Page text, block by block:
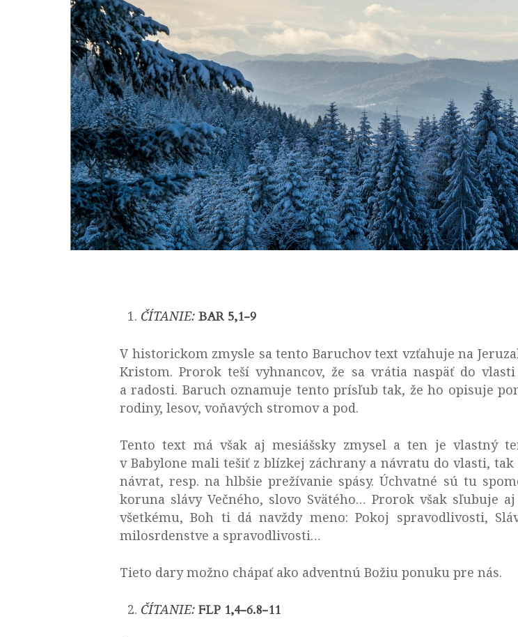
ČÍTANIE: BAR 5,1-9
V historickom zmysle sa tento Baruchov text vzťahuje na
Kristom. Prorok teší vyhnancov, že sa vrátia naspäť do
a radosti. Baruch oznamuje tento prísľub tak, že ho opisuje
rodiny, lesov, voňavých stromov a pod.
Tento text má však aj mesiášsky zmysel a ten je vlastný
v Babylone mali tešiť z blízkej záchrany a návratu do vlasti,
návrat, resp. na hlbšie prežívanie spásy. Úchvatné sú tu
koruna slávy Večného, slovo Svätého… Prorok však sľubuje
všetkému, Boh ti dá navždy meno: Pokoj spravodlivosti,
milosrdenstve a spravodlivosti…
Tieto dary možno chápať ako adventnú Božiu ponuku pre nás.
ČÍTANIE: FLP 1,4-6.8-11